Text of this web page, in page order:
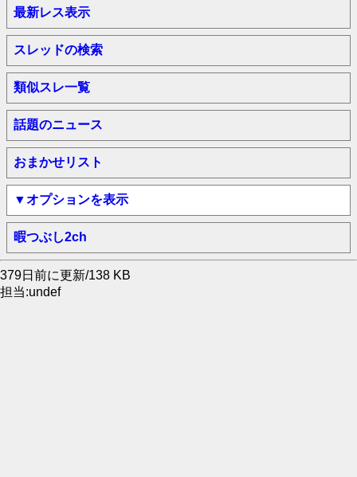
最新レス表示
スレッドの検索
類似スレ一覧
話題のニュース
おまかせリスト
▼オプションを表示
暇つぶし2ch
379日前に更新/138 KB
担当:undef